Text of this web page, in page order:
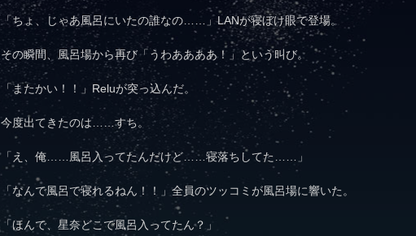
「ちょ、じゃあ風呂にいたの誰なの……」LANが寝ぼけ眼で登場。
その瞬間、風呂場から再び「うわああああ！」という叫び。
「またかい！！」Reluが突っ込んだ。
今度出てきたのは……すち。
「え、俺……風呂入ってたんだけど……寝落ちしてた……」
「なんで風呂で寝れるねん！！」全員のツッコミが風呂場に響いた。
「ほんで、星奈どこで風呂入ってたん？」